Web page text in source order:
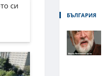
си
БЪЛГАРИЯ